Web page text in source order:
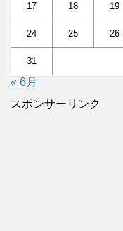
17 18 19
24 25 26
31
« 6月
スポンサーリンク